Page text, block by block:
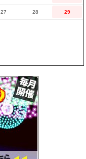
27 28 29